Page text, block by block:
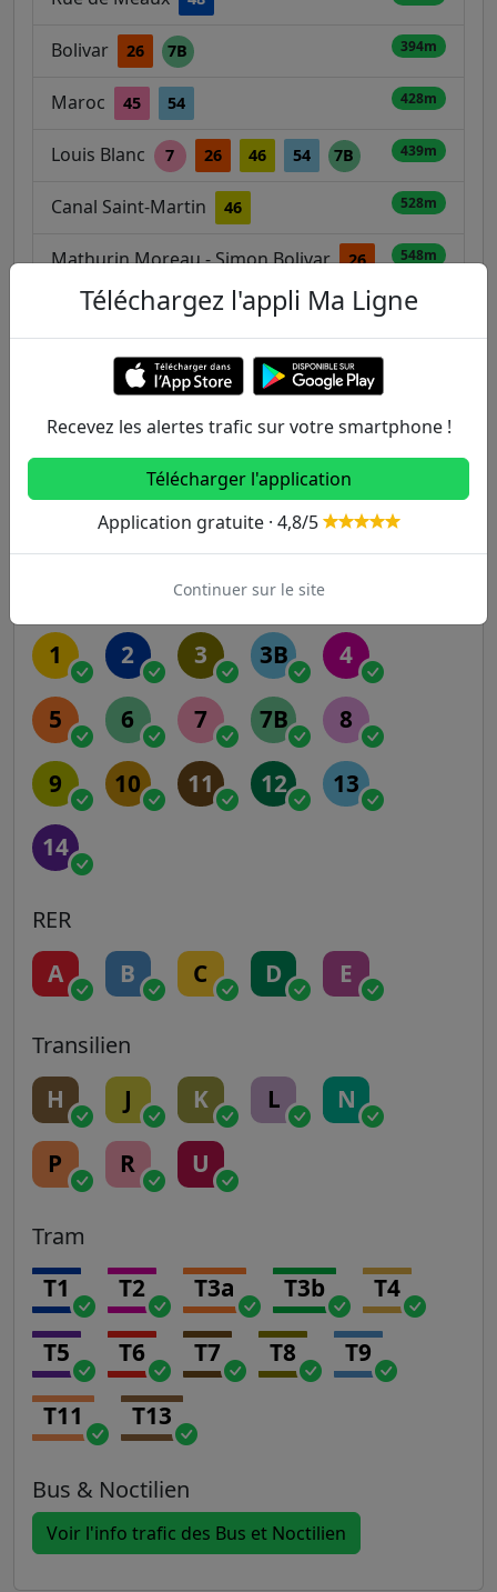
Bolivar 26 7B 394m
Maroc 45 54 428m
Louis Blanc 7 26 46 54 7B 439m
Canal Saint-Martin 46 528m
Mathurin Moreau - Simon Bolivar
26
75
548m
Colonel Fabien 2 46 75 572m
7 54
Autres lignes
1 2 3 3B 4
5 6 7 7B 8
9 10 11 12 13
14
RER
A B C D E
Transilien
H J K L N
P R U
Tram
T1 T2 T3a T3b T4
T5 T6 T7 T8 T9
T11 T13
Bus & Noctilien
Voir l'info trafic des Bus et Noctilien
Téléchargez l'appli Ma Ligne
Recevez les alertes trafic sur votre smartphone !
Télécharger l'application
Application gratuite · 4,8/5
Continuer sur le site